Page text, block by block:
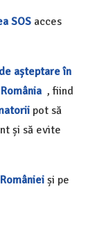
SOS acces
așteptare în
România , fiind
pot să
și să evite
României și pe